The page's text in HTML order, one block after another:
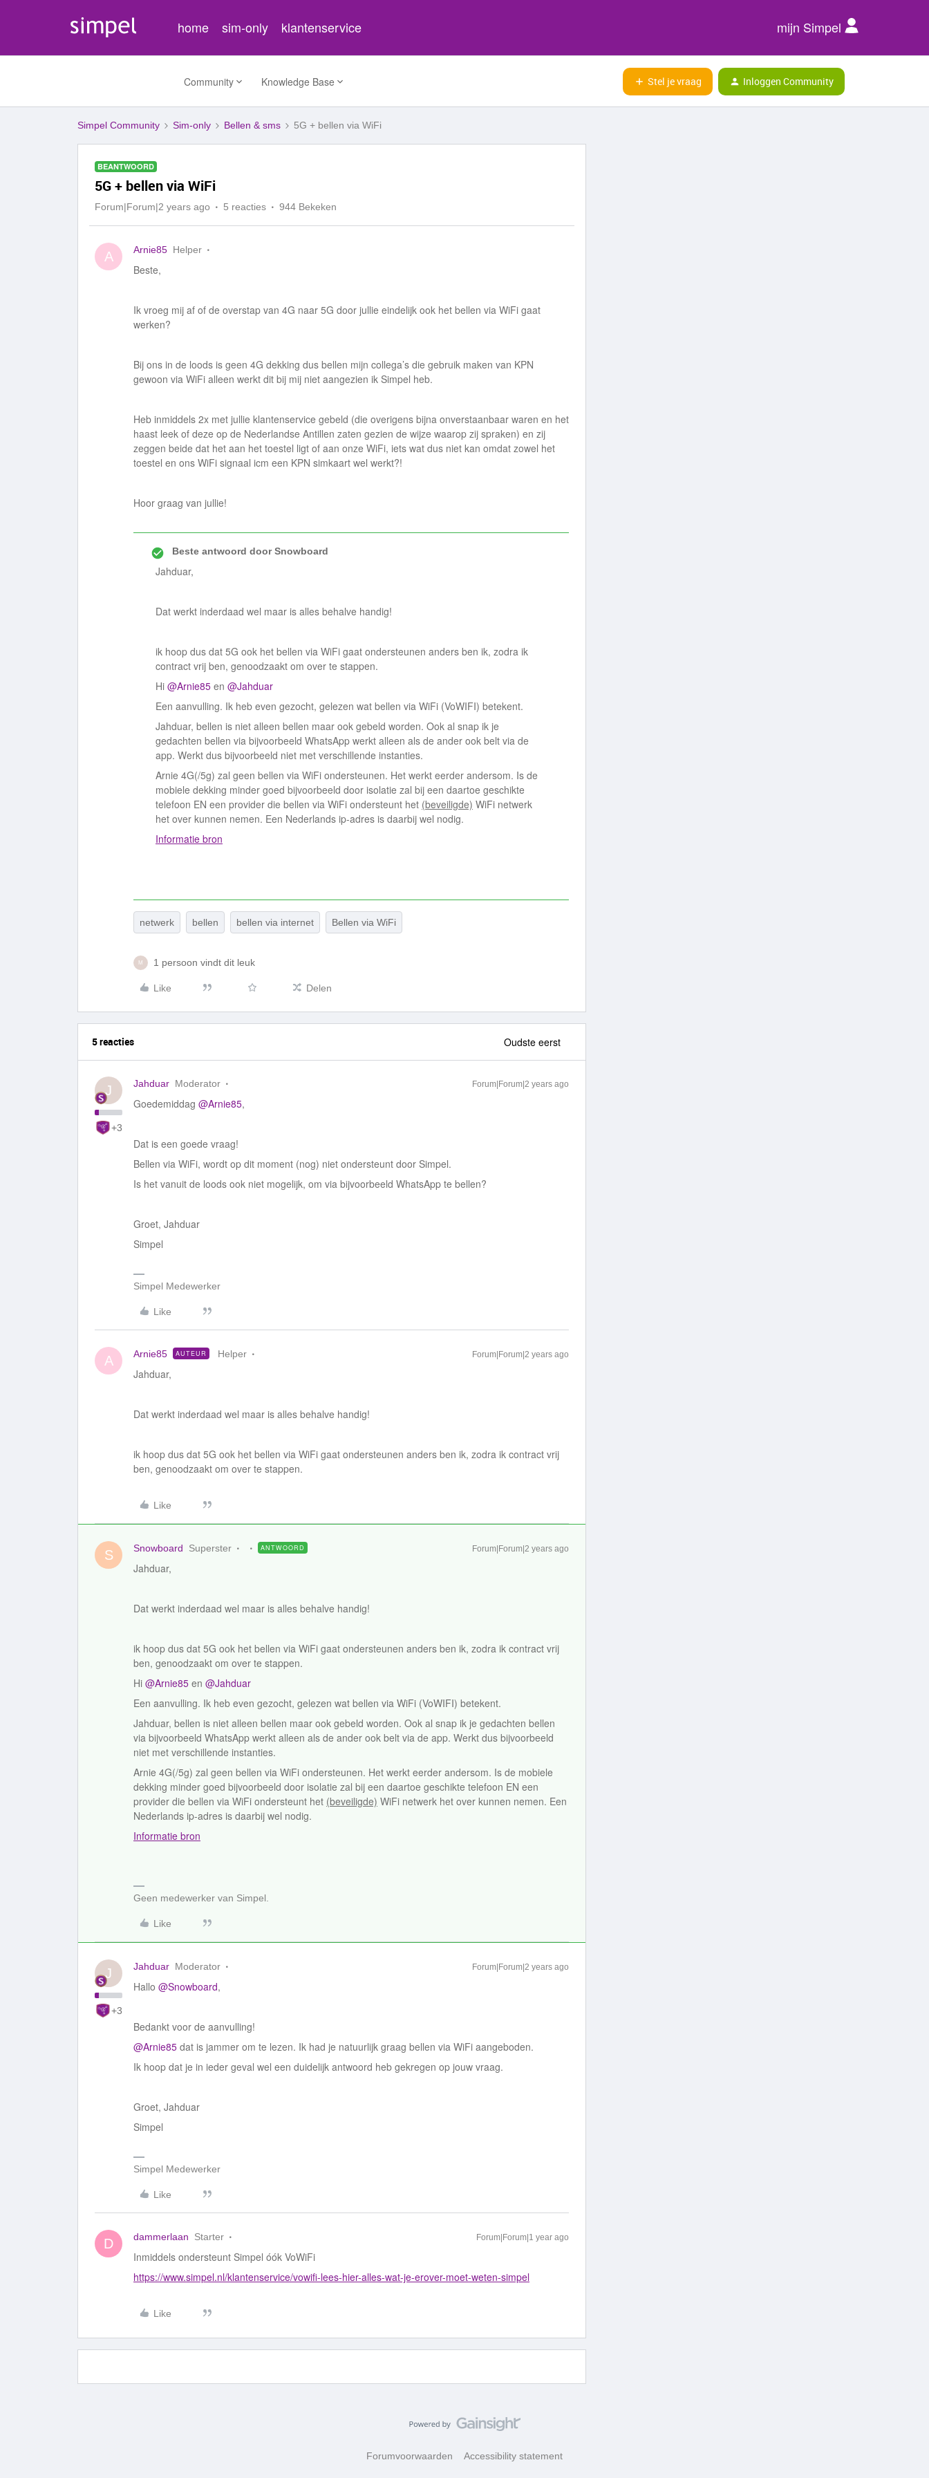
home sim-only klantenservice mijn Simpel
Community Knowledge Base Stel je vraag Inloggen Community
Simpel Community Sim-only Bellen & sms 5G + bellen via WiFi
BEANTWOORD
5G + bellen via WiFi
Forum|Forum|2 years ago 5 reacties 944 Bekeken
A Arnie85 Helper
Beste,
Ik vroeg mij af of de overstap van 4G naar 5G door jullie eindelijk ook het bellen via WiFi gaat
werken?
Bij ons in de loods is geen 4G dekking dus bellen mijn collega’s die gebruik maken van KPN
gewoon via WiFi alleen werkt dit bij mij niet aangezien ik Simpel heb.
Heb inmiddels 2x met jullie klantenservice gebeld (die overigens bijna onverstaanbaar waren en het
haast leek of deze op de Nederlandse Antillen zaten gezien de wijze waarop zij spraken) en zij
zeggen beide dat het aan het toestel ligt of aan onze WiFi, iets wat dus niet kan omdat zowel het
toestel en ons WiFi signaal icm een KPN simkaart wel werkt?!
Hoor graag van jullie!
Beste antwoord doorSnowboard
Jahduar,
Dat werkt inderdaad wel maar is alles behalve handig!
ik hoop dus dat 5G ook het bellen via WiFi gaat ondersteunen anders ben ik, zodra ik
contract vrij ben, genoodzaakt om over te stappen.
Hi @Arnie85 en @Jahduar
Een aanvulling. Ik heb even gezocht, gelezen wat bellen via WiFi (VoWIFI) betekent.
Jahduar, bellen is niet alleen bellen maar ook gebeld worden. Ook al snap ik je
gedachten bellen via bijvoorbeeld WhatsApp werkt alleen als de ander ook belt via de
app. Werkt dus bijvoorbeeld niet met verschillende instanties.
Arnie 4G(/5g) zal geen bellen via WiFi ondersteunen. Het werkt eerder andersom. Is de
mobiele dekking minder goed bijvoorbeeld door isolatie zal bij een daartoe geschikte
telefoon EN een provider die bellen via WiFi ondersteunt het (beveiligde) WiFi netwerk
het over kunnen nemen. Een Nederlands ip-adres is daarbij wel nodig.
Informatie bron
netwerk bellen bellen via internet Bellen via WiFi
M 1 persoon vindt dit leuk
Like Delen
5 reacties Oudste eerst
J
+3
Jahduar Moderator Forum|Forum|2 years ago
Goedemiddag @Arnie85,
Dat is een goede vraag!
Bellen via WiFi, wordt op dit moment (nog) niet ondersteunt door Simpel.
Is het vanuit de loods ook niet mogelijk, om via bijvoorbeeld WhatsApp te bellen?
Groet, Jahduar
Simpel
Simpel Medewerker
Like
A Arnie85 AUTEUR Helper Forum|Forum|2 years ago
Jahduar,
Dat werkt inderdaad wel maar is alles behalve handig!
ik hoop dus dat 5G ook het bellen via WiFi gaat ondersteunen anders ben ik, zodra ik contract vrij
ben, genoodzaakt om over te stappen.
Like
S Snowboard Superster ANTWOORD Forum|Forum|2 years ago
Jahduar,
Dat werkt inderdaad wel maar is alles behalve handig!
ik hoop dus dat 5G ook het bellen via WiFi gaat ondersteunen anders ben ik, zodra ik contract vrij
ben, genoodzaakt om over te stappen.
Hi @Arnie85 en @Jahduar
Een aanvulling. Ik heb even gezocht, gelezen wat bellen via WiFi (VoWIFI) betekent.
Jahduar, bellen is niet alleen bellen maar ook gebeld worden. Ook al snap ik je gedachten bellen
via bijvoorbeeld WhatsApp werkt alleen als de ander ook belt via de app. Werkt dus bijvoorbeeld
niet met verschillende instanties.
Arnie 4G(/5g) zal geen bellen via WiFi ondersteunen. Het werkt eerder andersom. Is de mobiele
dekking minder goed bijvoorbeeld door isolatie zal bij een daartoe geschikte telefoon EN een
provider die bellen via WiFi ondersteunt het (beveiligde) WiFi netwerk het over kunnen nemen. Een
Nederlands ip-adres is daarbij wel nodig.
Informatie bron
Geen medewerker van Simpel.
Like
J
+3
Jahduar Moderator Forum|Forum|2 years ago
Hallo @Snowboard,
Bedankt voor de aanvulling!
@Arnie85 dat is jammer om te lezen. Ik had je natuurlijk graag bellen via WiFi aangeboden.
Ik hoop dat je in ieder geval wel een duidelijk antwoord heb gekregen op jouw vraag.
Groet, Jahduar
Simpel
Simpel Medewerker
Like
D dammerlaan Starter Forum|Forum|1 year ago
Inmiddels ondersteunt Simpel óók VoWiFi
https://www.simpel.nl/klantenservice/vowifi-lees-hier-alles-wat-je-erover-moet-weten-simpel
Like
Forumvoorwaarden Accessibility statement